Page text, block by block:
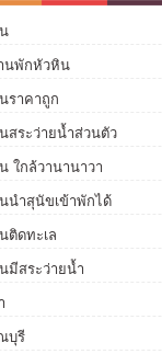
นพักหัวหิน
ราคาถูก
สระว่ายน้ำส่วนตัว
ใกล้วานานาวา
นำสุนัขเข้าพักได้
ติดทะเล
มีสระว่ายน้ำ
บุรี